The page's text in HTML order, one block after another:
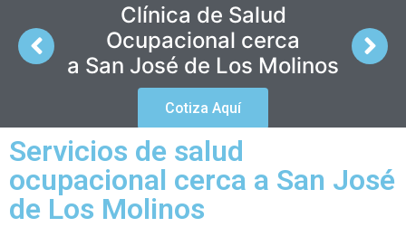
Clínica de Salud
Ocupacional cerca
a San José de Los Molinos
Cotiza Aquí
Servicios de salud
ocupacional cerca a San José
de Los Molinos